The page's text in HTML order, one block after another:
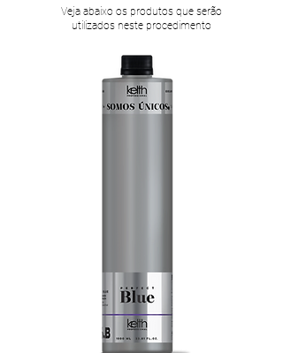
Veja abaixo os produtos que serão
utilizados neste procedimento